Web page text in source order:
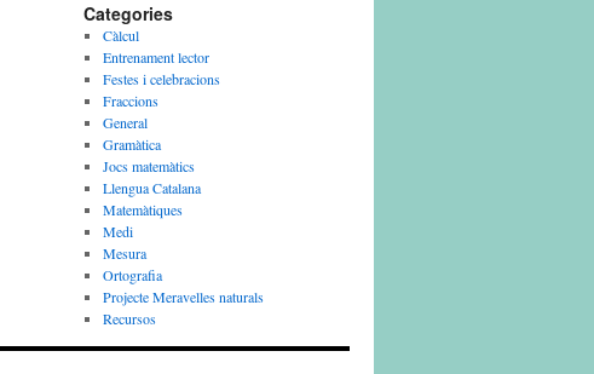
Categories
Càlcul
Entrenament lector
Festes i celebracions
Fraccions
General
Gramàtica
Jocs matemàtics
Llengua Catalana
Matemàtiques
Medi
Mesura
Ortografia
Projecte Meravelles naturals
Recursos